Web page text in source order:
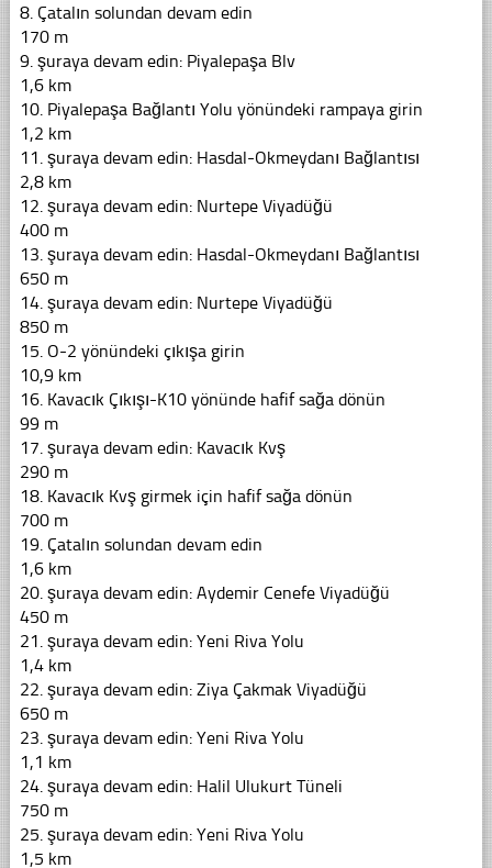
8. Çatalın solundan devam edin
170 m
9. şuraya devam edin: Piyalepaşa Blv
1,6 km
10. Piyalepaşa Bağlantı Yolu yönündeki rampaya girin
1,2 km
11. şuraya devam edin: Hasdal-Okmeydanı Bağlantısı
2,8 km
12. şuraya devam edin: Nurtepe Viyadüğü
400 m
13. şuraya devam edin: Hasdal-Okmeydanı Bağlantısı
650 m
14. şuraya devam edin: Nurtepe Viyadüğü
850 m
15. O-2 yönündeki çıkışa girin
10,9 km
16. Kavacık Çıkışı-K10 yönünde hafif sağa dönün
99 m
17. şuraya devam edin: Kavacık Kvş
290 m
18. Kavacık Kvş girmek için hafif sağa dönün
700 m
19. Çatalın solundan devam edin
1,6 km
20. şuraya devam edin: Aydemir Cenefe Viyadüğü
450 m
21. şuraya devam edin: Yeni Riva Yolu
1,4 km
22. şuraya devam edin: Ziya Çakmak Viyadüğü
650 m
23. şuraya devam edin: Yeni Riva Yolu
1,1 km
24. şuraya devam edin: Halil Ulukurt Tüneli
750 m
25. şuraya devam edin: Yeni Riva Yolu
1,5 km